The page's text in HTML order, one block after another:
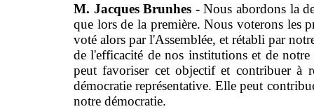
M. Jacques Brunhes -Nous abordons la
que lors de la première. Nous voterons les
voté alors par l'Assemblée, et rétabli par
de l'efficacité de nos institutions et de
peut favoriser cet objectif et contribuer à
démocratie représentative. Elle peut
notre démocratie.